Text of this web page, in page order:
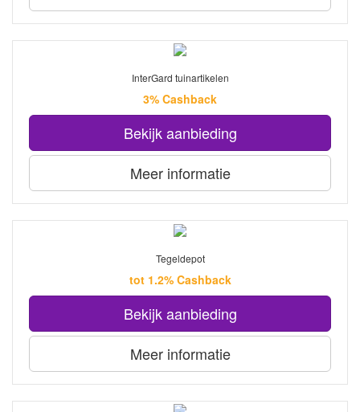
InterGard tuinartikelen
3% Cashback
Bekijk aanbieding
Meer informatie
Tegeldepot
tot 1.2% Cashback
Bekijk aanbieding
Meer informatie